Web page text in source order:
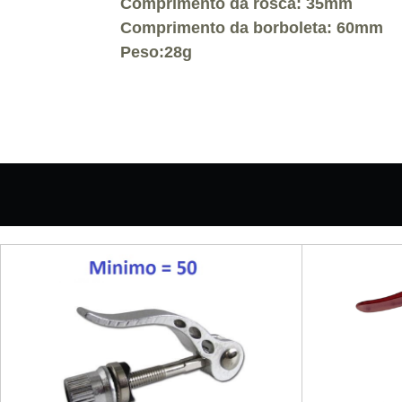
Comprimento da borboleta: 60mm
Peso:28g